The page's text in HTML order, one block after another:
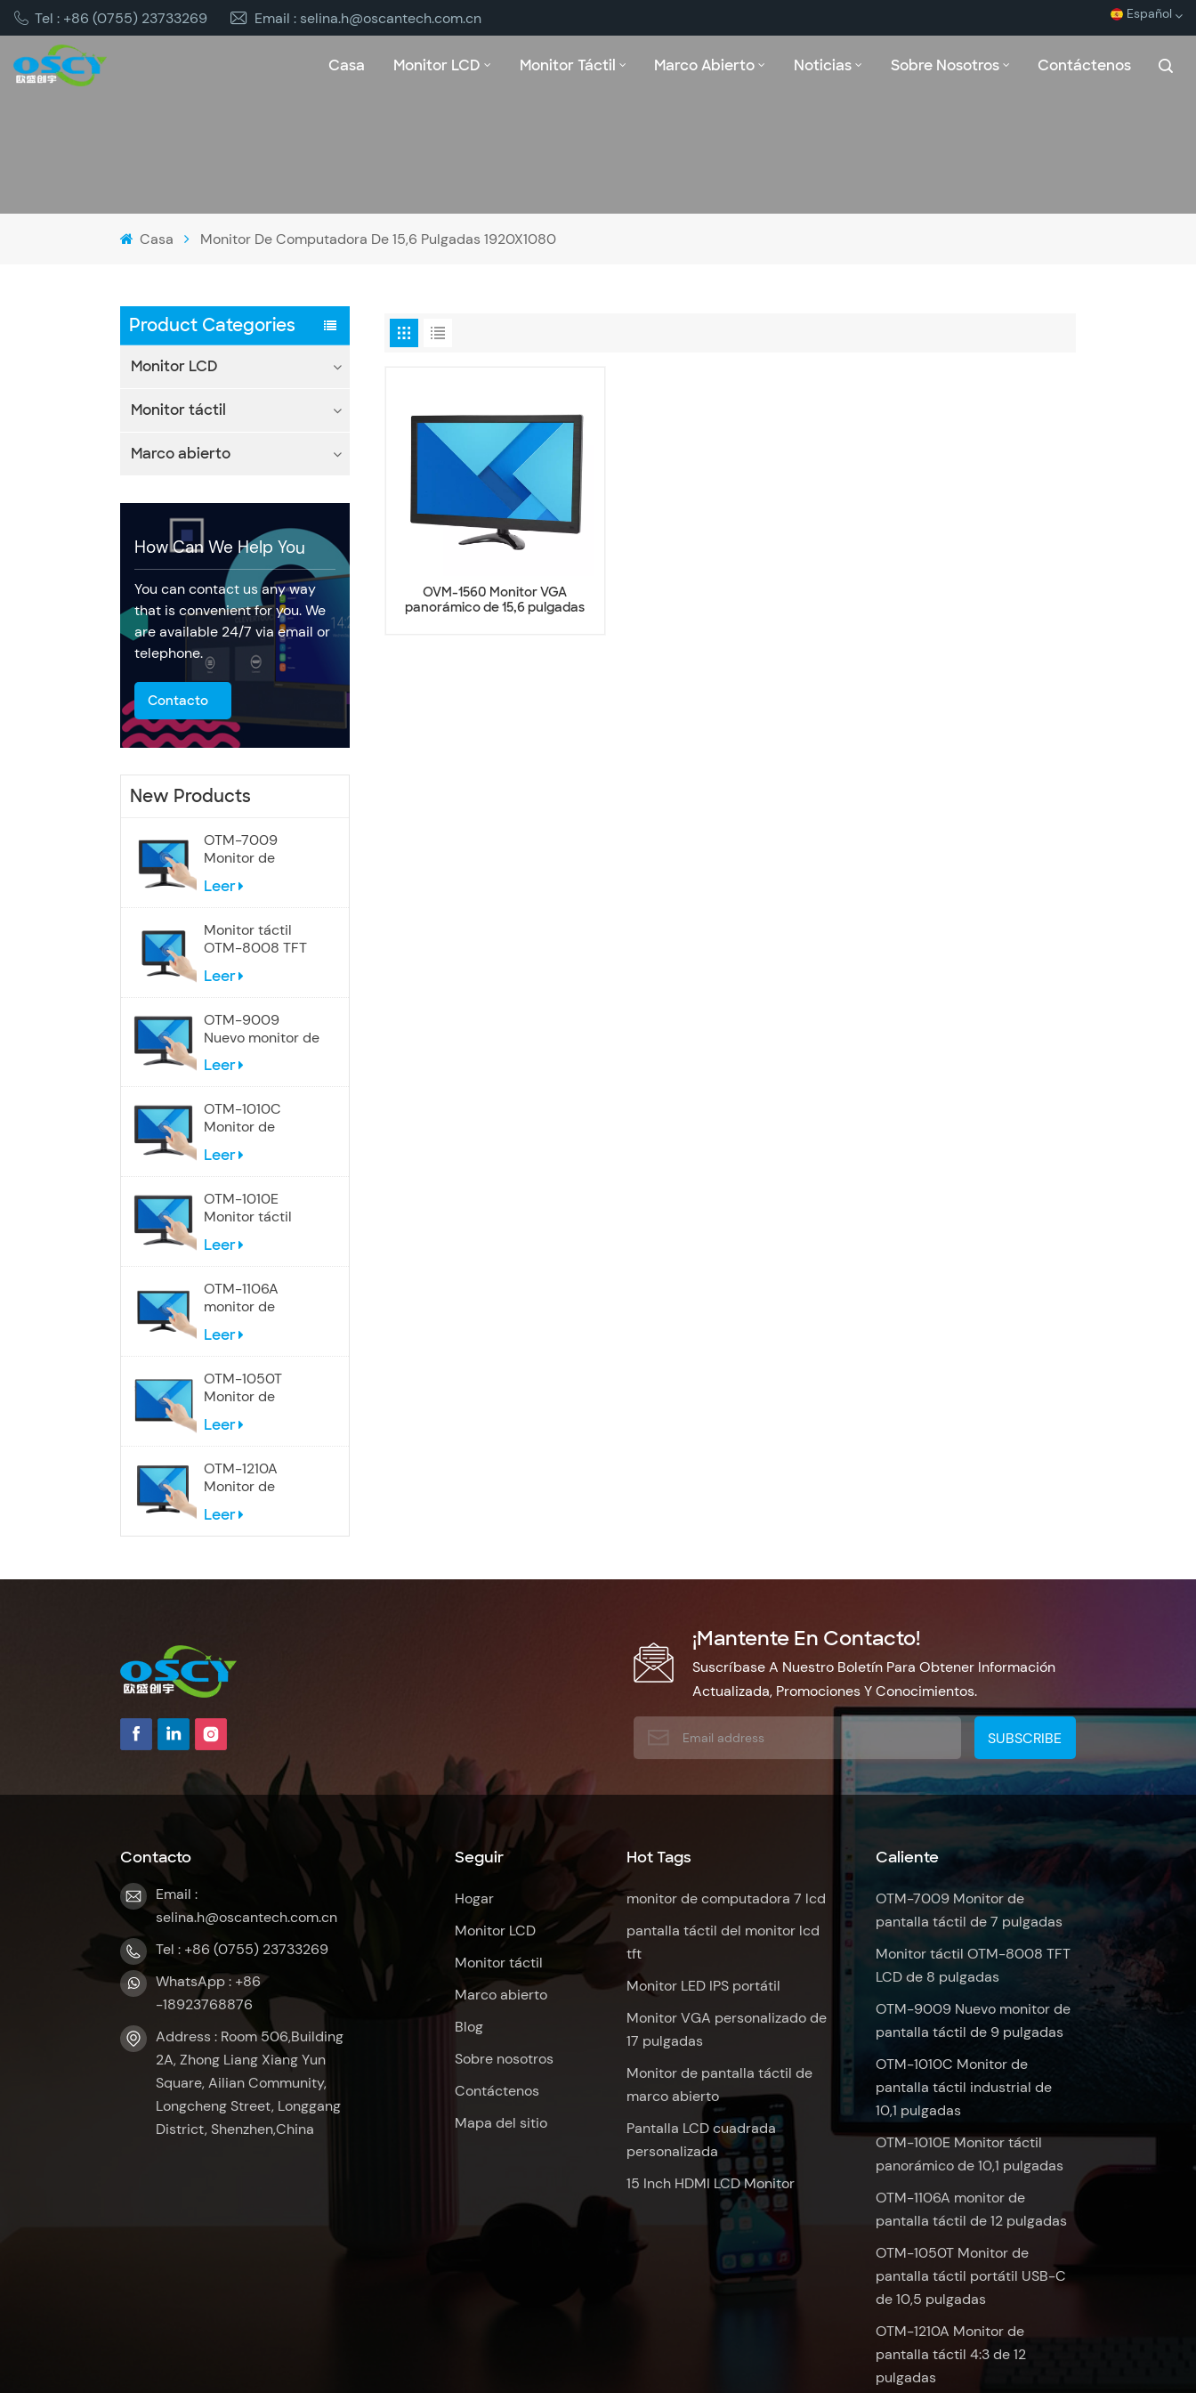
Tel : +86 (0755) 23733269 Email : selina.h@oscantech.com.cn Español
بالعربية
Casa Monitor LCD Monitor Táctil Marco Abierto Noticias Sobre Nosotros Contáctenos
Casa Monitor De Computadora De 15,6 Pulgadas 1920X1080
Product Categories
Monitor LCD
Monitor táctil
Marco abierto
How Can We Help You
You can contact us any way
that is convenient for you. We
are available 24/7 via email or
telephone.
Contacto
New Products
OTM-7009
Monitor de
7 pulgadas
Leer
Monitor táctil
OTM-8008 TFT
pulgadas
Leer
OTM-9009
Nuevo monitor de
pantalla táctil de
9 pulgadas
Leer
OTM-1010C
Monitor de
pantalla táctil
industrial de 10,1
pulgadas
Leer
OTM-1010E
Monitor táctil
panorámico de
10,1 pulgadas
Leer
OTM-1106A
monitor de
pantalla táctil de
12 pulgadas
Leer
OTM-1050T
Monitor de
portátil USB-C de
10,5 pulgadas
Leer
OTM-1210A
Monitor de
de 12 pulgadas
Leer
OVM-1560 Monitor VGA
panorámico de 15,6 pulgadas
¡Mantente En Contacto!
Suscríbase A Nuestro Boletín Para Obtener Información
Actualizada, Promociones Y Conocimientos.
Contacto
Email :
selina.h@oscantech.com.cn
Tel : +86 (0755) 23733269
WhatsApp : +86
-18923768876
Address : Room 506,Building
2A, Zhong Liang Xiang Yun
Square, Ailian Community,
Longcheng Street, Longgang
District, Shenzhen,China
Seguir
Hogar
Monitor LCD
Monitor táctil
Marco abierto
Blog
Sobre nosotros
Contáctenos
Mapa del sitio
Hot Tags
monitor de computadora 7 lcd
pantalla táctil del monitor lcd
tft
Monitor LED IPS portátil
Monitor VGA personalizado de
17 pulgadas
Monitor de pantalla táctil de
marco abierto
Pantalla LCD cuadrada
personalizada
15 Inch HDMI LCD Monitor
Caliente
OTM-7009 Monitor de
pantalla táctil de 7 pulgadas
Monitor táctil OTM-8008 TFT
LCD de 8 pulgadas
OTM-9009 Nuevo monitor de
pantalla táctil de 9 pulgadas
OTM-1010C Monitor de
pantalla táctil industrial de
10,1 pulgadas
OTM-1010E Monitor táctil
panorámico de 10,1 pulgadas
OTM-1106A monitor de
pantalla táctil de 12 pulgadas
OTM-1050T Monitor de
pantalla táctil portátil USB-C
de 10,5 pulgadas
OTM-1210A Monitor de
pantalla táctil 4:3 de 12
pulgadas